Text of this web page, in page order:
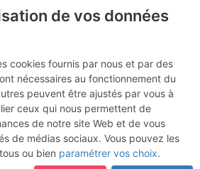
accessibles, manquantes ou
vous puis reconnectez-vous à votre
Gramusset : Le
monde
Dimanche 11
Haute-Savoie
de vos données
cookies fournis par nous et par des
nécessaires au fonctionnement du
peuvent être ajustés par vous à
ceux qui nous permettent de
de notre site Web et de vous
de médias sociaux. Vous pouvez les
ou bien paramétrer vos choix.